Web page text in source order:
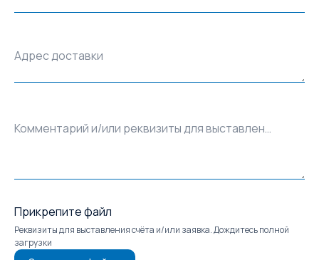
Адрес доставки
Комментарий и/или реквизиты для выставления счёта
Прикрепите файл
Реквизиты для выставления счёта и/или заявка. Дождитесь полной
загрузки